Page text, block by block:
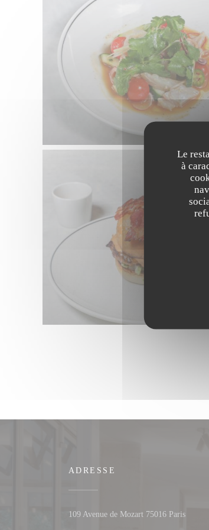
Le
à
ADRESSE
109 Avenue de Mozart 75016 Paris